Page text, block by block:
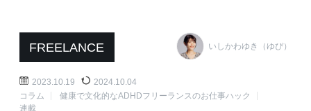
FREELANCE いしかわゆき（ゆぴ）
2023.10.19
2024.10.04
コラム
健康で文化的なADHDフリーランスのお仕事ハック
連載